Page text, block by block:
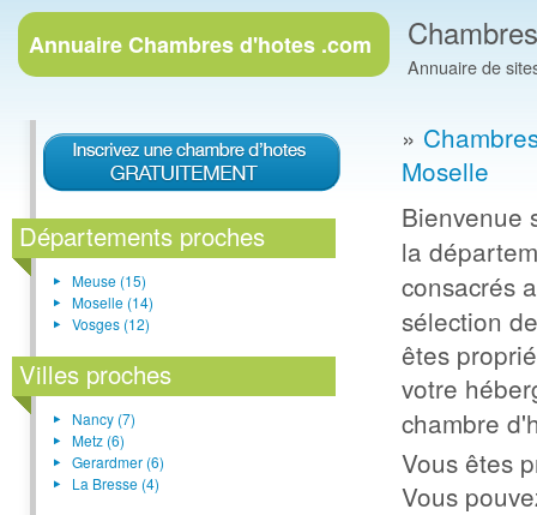
AnnuaireChambres d'hotes .com
Annuaire de
»
Moselle
Bienvenue
la
consacrés
sélection
êtes
votre
chambre
Vous êtes
Vous
Départements proches
Meuse (15)
Moselle (14)
Vosges (12)
Villes proches
Nancy (7)
Metz (6)
Gerardmer (6)
La Bresse (4)